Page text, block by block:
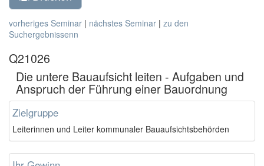
vorheriges Seminar | nächstes Seminar | zu den
Suchergebnissenn
Q21026
Die untere Bauaufsicht leiten - Aufgaben und
Anspruch der Führung einer Bauordnung
Zielgruppe
Leiterinnen und Leiter kommunaler Bauaufsichtsbehörden